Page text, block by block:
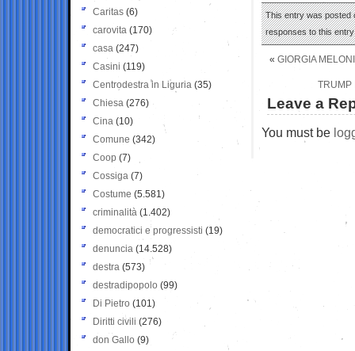
This entry was posted
responses to this
« GIORGIA
TRUMP
Leave a
You must be
Caritas (6)
carovita (170)
casa (247)
Casini (119)
Centrodestra in Liguria (35)
Chiesa (276)
Cina (10)
Comune (342)
Coop (7)
Cossiga (7)
Costume (5.581)
criminalità (1.402)
democratici e progressisti (19)
denuncia (14.528)
destra (573)
destradipopolo (99)
Di Pietro (101)
Diritti civili (276)
don Gallo (9)